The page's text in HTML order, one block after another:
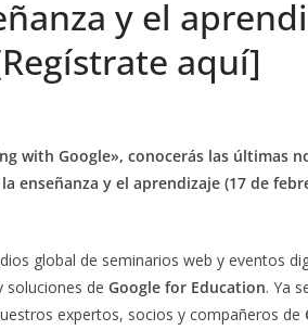
y el
aquí]
with Google», conocerás las últimas
enseñanza y el aprendizaje (17 de
global de seminarios web y eventos
soluciones de Google for Education. Ya
expertos, socios y compañeros de